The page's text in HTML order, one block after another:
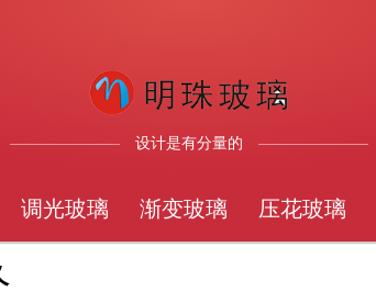
设计是有分量的
调光玻璃 渐变玻璃 压花玻璃